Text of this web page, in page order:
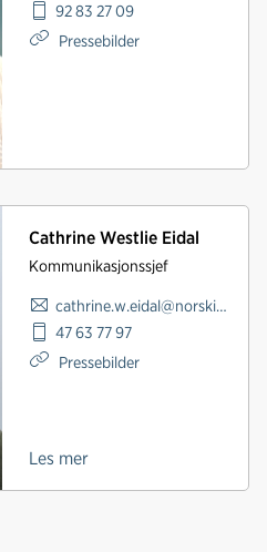
92 83 27 09
Pressebilder
Cathrine Westlie Eidal
Kommunikasjonssjef
cathrine.w.eidal@norskindustri.no
47 63 77 97
Pressebilder
Les mer